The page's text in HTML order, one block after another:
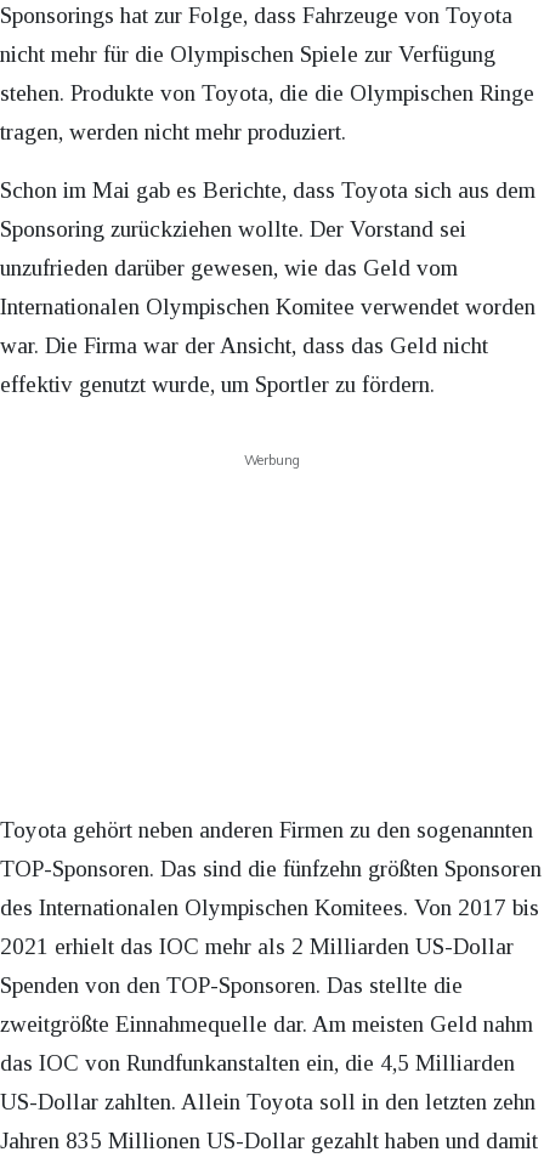
Sponsorings hat zur Folge, dass Fahrzeuge von Toyota
nicht mehr für die Olympischen Spiele zur Verfügung
stehen. Produkte von Toyota, die die Olympischen Ringe
tragen, werden nicht mehr produziert.
Schon im Mai gab es Berichte, dass Toyota sich aus dem
Sponsoring zurückziehen wollte. Der Vorstand sei
unzufrieden darüber gewesen, wie das Geld vom
Internationalen Olympischen Komitee verwendet worden
war. Die Firma war der Ansicht, dass das Geld nicht
effektiv genutzt wurde, um Sportler zu fördern.
Werbung
Toyota gehört neben anderen Firmen zu den sogenannten
TOP-Sponsoren. Das sind die fünfzehn größten Sponsoren
des Internationalen Olympischen Komitees. Von 2017 bis
2021 erhielt das IOC mehr als 2 Milliarden US-Dollar
Spenden von den TOP-Sponsoren. Das stellte die
zweitgrößte Einnahmequelle dar. Am meisten Geld nahm
das IOC von Rundfunkanstalten ein, die 4,5 Milliarden
US-Dollar zahlten. Allein Toyota soll in den letzten zehn
Jahren 835 Millionen US-Dollar gezahlt haben und damit